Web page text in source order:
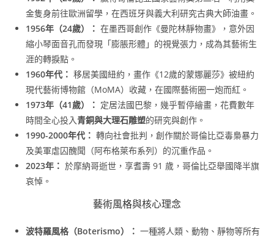
金隻身前往歐洲留學，在西班牙與義大利研究古典大師油畫。
1956年（24歲）： 在墨西哥創作《曼陀林靜物畫》，意外因
縮小琴面音孔而發現「膨脹形體」的視覺張力，成為其藝術生
涯的轉捩點。
1960年代： 移居美國紐約，畫作《12歲的蒙娜麗莎》被紐約
現代藝術博物館（MoMA）收藏，在國際藝術圈一炮而紅。
1973年（41歲）： 定居法國巴黎，幾乎暫停繪畫，花費數年
時間全心投入青銅與大理石雕塑的研究與創作。
1990-2000年代： 轉向社會批判，創作關於哥倫比亞毒梟暴力
及美軍虐囚醜聞（阿布格萊布系列）的沉重作品。
2023年： 於摩納哥逝世，享耆壽 91 歲，哥倫比亞舉國降半旗
哀悼。
藝術風格與核心理念
波特羅風格（Boterismo）： 一種將人類、動物、靜物等所有